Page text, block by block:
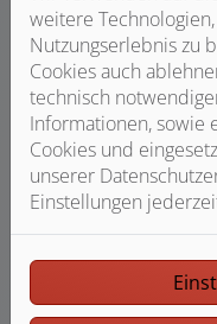
weitere
Nutzungserlebnis zu
Cookies auch
technisch
Informationen,
Cookies und
unserer
Einstellungen